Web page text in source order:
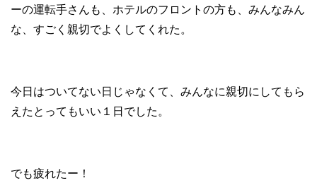
ーの運転手さんも、ホテルのフロントの方も、みんなみん
な、すごく親切でよくしてくれた。
今日はついてない日じゃなくて、みんなに親切にしてもら
えたとってもいい１日でした。
でも疲れたー！